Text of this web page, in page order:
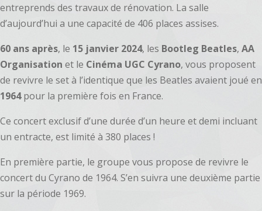
entreprends des travaux de rénovation. La salle
d’aujourd’hui a une capacité de 406 places assises.
60 ans après, le 15 janvier 2024, les Bootleg Beatles, AA
Organisation et le Cinéma UGC Cyrano, vous proposent
de revivre le set à l’identique que les Beatles avaient joué en
1964pour la première fois en France.
Ce concert exclusif d’une durée d’un heure et demi incluant
un entracte, est limité à 380 places !
En première partie, le groupe vous propose de revivre le
concert du Cyrano de 1964. S’en suivra une deuxième partie
sur la période 1969.